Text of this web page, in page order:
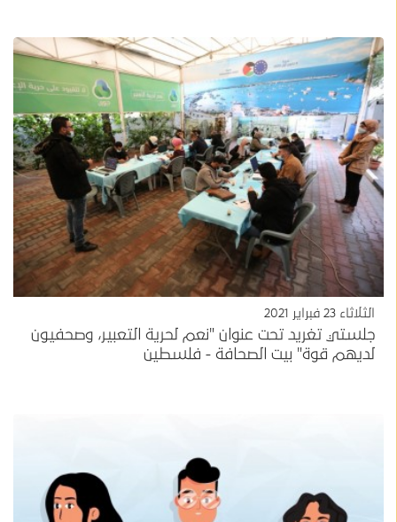
الثلاثاء 23 فبراير 2021
جلستي تغريد تحت عنوان "نعم لحرية التعبير، وصحفيون
لديهم قوة" بيت الصحافة - فلسطين